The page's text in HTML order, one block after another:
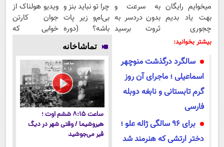
میخوایم رایگان
بهت یاد بدیم
چجوری
پولدارشی! باور
مجانیه
به سرعت و
بدون دردسر به
ثروت برسید
پولسازی)
چرا تو نباید بنز و
بی‌ام‌و زیر پات
باشه؟ (دوره
رایگان درآمد
میلیاردی)
ویدیو هولناک از
جوان کارتن
خوابی که
بیشتر بخوانید:
سالگرد درگذشت منوچهر
اسماعیلی ؛ ماجرای آن روز
گرم تابستانی و نابغه دوبله
فارسی
برای ۹۶ سالگی ژاله علو ؛
دختر ارتشی که هنرمند شد
تماشاخانه
ساعت ۸:۱۵ ششم اوت ؛
هیروشیما / وقتی شهر در دیگ
قیر می‌جوشید